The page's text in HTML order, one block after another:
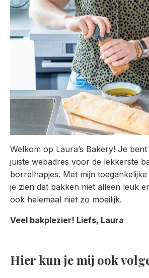
Welkom op Laura’s Bakery! Je
juiste webadres voor de lekkerste
borrelhapjes. Met mijn
je zien dat bakken niet alleen leuk
ook helemaal niet zo moeilijk.
Veel bakplezier! Liefs, Laura
Hier kun je mij ook